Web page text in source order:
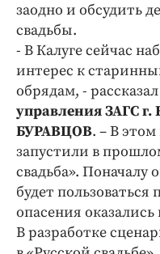
Медиаперсона
Интересное
Клиника года
Бренд года
Работодатель
заодно и обсудить
свадьбы.
- В Калуге сейчас
интерес к
обрядам, -
управления ЗАГС
БУРАВЦОВ. – В
запустили в
свадьба». Поначалу
будет
опасения
В разработке